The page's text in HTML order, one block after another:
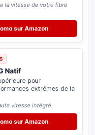
la vitesse de votre fibre
sur Amazon
Natif
pour
extrêmes de la
vitesse intégré.
sur Amazon